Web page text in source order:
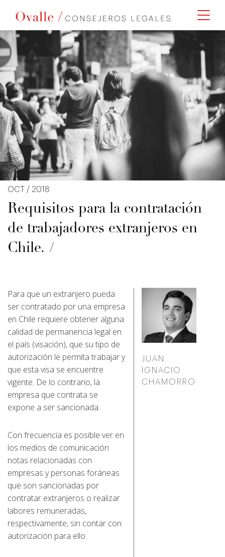
OCT / 2018
Requisitos para la contratación
de trabajadores extranjeros en
Chile.
Para que un extranjero pueda
ser contratado por una empresa
en Chile requiere obtener alguna
calidad de permanencia legal en
el país (visación), que su tipo de
autorización le permita trabajar y
que esta visa se encuentre
vigente. De lo contrario, la
empresa que contrata se
expone a ser sancionada.
Con frecuencia es posible ver en
los medios de comunicación
notas relacionadas con
empresas y personas foráneas
que son sancionadas por
contratar extranjeros o realizar
labores remuneradas,
respectivamente, sin contar con
autorización para ello.
JUAN
IGNACIO
CHAMORRO